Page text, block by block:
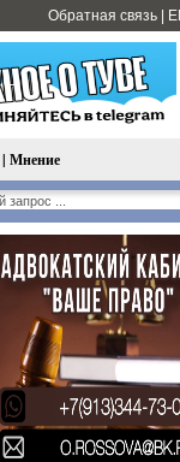
Обратная связь
| Мнение